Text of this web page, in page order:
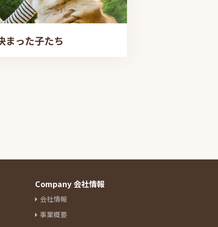
まった子たち
Company 会社情報
会社情報
事業概要